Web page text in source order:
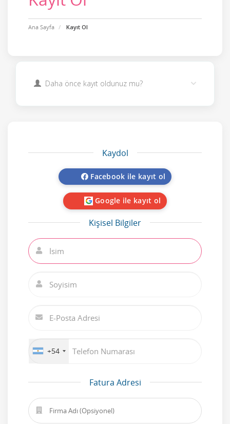
Ana Sayfa Kayıt Ol
Daha önce kayıt oldunuz mu?
Kaydol
Facebook ile kayıt ol
Google ile kayıt ol
Kişisel Bilgiler
+54
Fatura Adresi